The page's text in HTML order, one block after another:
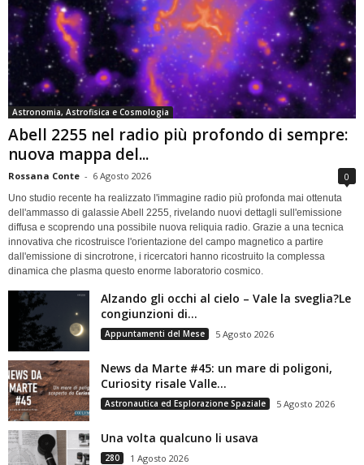
Astronomia, Astrofisica e Cosmologia
Abell 2255 nel radio più profondo di sempre:
nuova mappa del...
Rossana Conte - 6 Agosto 2026 0
Uno studio recente ha realizzato l'immagine radio più profonda mai ottenuta
dell'ammasso di galassie Abell 2255, rivelando nuovi dettagli sull'emissione
diffusa e scoprendo una possibile nuova reliquia radio. Grazie a una tecnica
innovativa che ricostruisce l'orientazione del campo magnetico a partire
dall'emissione di sincrotrone, i ricercatori hanno ricostruito la complessa
dinamica che plasma questo enorme laboratorio cosmico.
Alzando gli occhi al cielo – Vale la sveglia?Le
congiunzioni di...
Appuntamenti del Mese 5 Agosto 2026
News da Marte #45: un mare di poligoni,
Curiosity risale Valle...
Astronautica ed Esplorazione Spaziale 5 Agosto 2026
Una volta qualcuno li usava
280 1 Agosto 2026